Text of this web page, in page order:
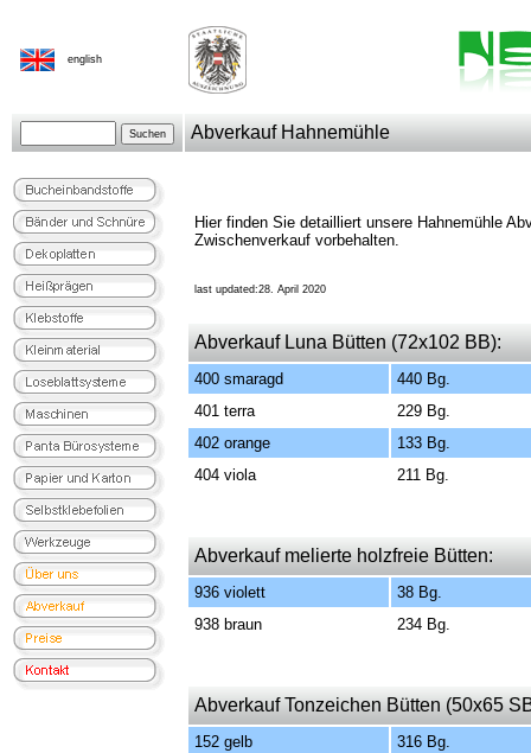
english
Abverkauf Hahnemühle
Hier finden Sie detailliert unsere Hahnemühle
Zwischenverkauf vorbehalten.
last updated:28. April 2020
Abverkauf Luna Bütten (72x102 BB):
400 smaragd
440 Bg.
401 terra
229 Bg.
402 orange
133 Bg.
404 viola
211 Bg.
Abverkauf melierte holzfreie Bütten:
936 violett
38 Bg.
938 braun
234 Bg.
Abverkauf Tonzeichen Bütten (50x65
152 gelb
316 Bg.